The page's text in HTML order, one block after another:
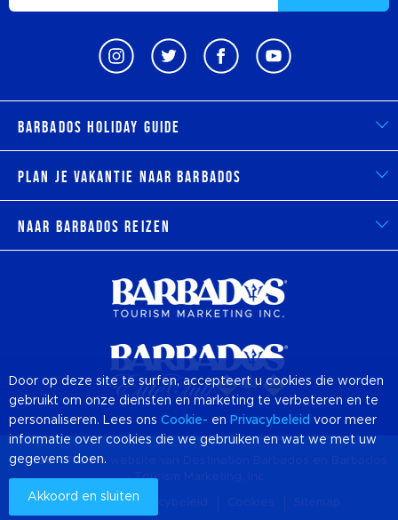
Barbados Holiday Guide
Plan je vakantie naar Barbados
Naar Barbados reizen
© 2026 Officiële website van Destination
Tourism Marketing, Inc
Over ons Privacybeleid
Door op deze site te surfen, accepteert u cookies die worden
gebruikt om onze diensten en marketing te verbeteren en te
personaliseren. Lees ons Cookie- en Privacybeleid voor meer
informatie over cookies die we gebruiken en wat we met uw
gegevens doen.
Akkoord en sluiten